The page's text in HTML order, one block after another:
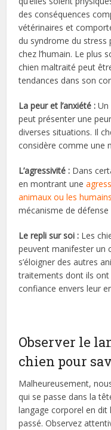
des conséquences
vétérinaires et
du syndrome du
chez l’humain. Le plus
chien maltraité peut
tendances dans son
La peur et l’anxiété :
peut présenter une
diverses situations. Il
considère comme une
L’agressivité : Dans
en montrant une
animaux ou les humains
mécanisme de
Le repli sur soi : Les
peuvent manifester un
s’éloigner des autres
traitements dont ils
confiance envers leur
Observer le
chien pour
Malheureusement,
qui se passe dans la
langage corporel en
passé. Observez